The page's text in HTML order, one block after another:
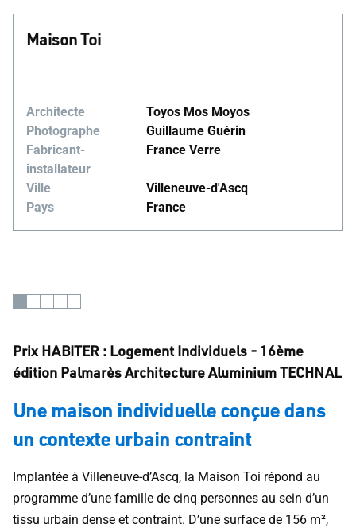
Maison Toi
Architecte
Toyos Mos Moyos
Photographe
Guillaume Guérin
Fabricant-
installateur
France Verre
Ville
Villeneuve-d'Ascq
Pays
France
Prix HABITER : Logement Individuels - 16ème
édition Palmarès Architecture Aluminium TECHNAL
Une maison individuelle conçue dans
un contexte urbain contraint
Implantée à Villeneuve-d’Ascq, la Maison Toi répond au
programme d’une famille de cinq personnes au sein d’un
tissu urbain dense et contraint. D’une surface de 156 m²,